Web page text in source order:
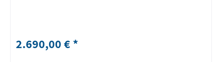
2.690,00 € *